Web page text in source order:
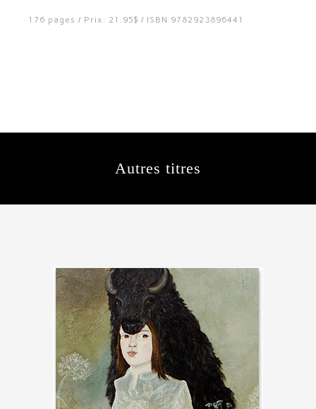
176 pages / Prix: 21.95$ / ISBN 9782923896441
Autres titres